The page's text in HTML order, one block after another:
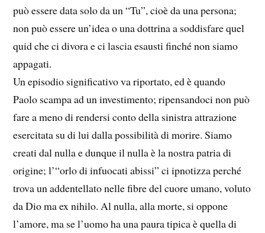
può essere data solo da un “Tu”, cioè da una persona;
non può essere un’idea o una dottrina a soddisfare quel
quid che ci divora e ci lascia esausti finché non siamo
appagati.
Un episodio significativo va riportato, ed è quando
Paolo scampa ad un investimento; ripensandoci non può
fare a meno di rendersi conto della sinistra attrazione
esercitata su di lui dalla possibilità di morire. Siamo
creati dal nulla e dunque il nulla è la nostra patria di
origine; l’“orlo di infuocati abissi” ci ipnotizza perché
trova un addentellato nelle fibre del cuore umano, voluto
da Dio ma ex nihilo. Al nulla, alla morte, si oppone
l’amore, ma se l’uomo ha una paura tipica è quella di